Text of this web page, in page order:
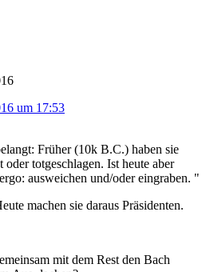
um 17:53
Früher (10k B.C.) haben sie
oder totgeschlagen. Ist heute aber
ausweichen und/oder eingraben. "
machen sie daraus Präsidenten.
mit dem Rest den Bach